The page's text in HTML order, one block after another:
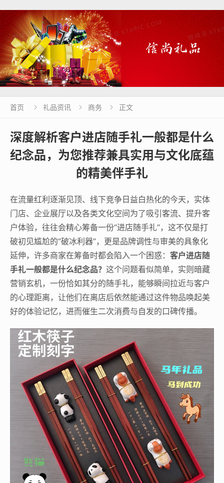
首页  礼品资讯  商务  正文
深度解析客户进店随手礼一般都是什么
纪念品，为您推荐兼具实用与文化底蕴
的精美伴手礼
在流量红利逐渐见顶、线下竞争日益白热化的今天，实体
门店、企业展厅以及各类文化空间为了吸引客流、提升客
户体验，往往会精心筹备一份“进店随手礼”，这不仅是打
破初见尴尬的“破冰利器”，更是品牌调性与审美的具象化
延伸，许多商家在筹备时都会陷入一个困惑： 客户进店随
手礼一般都是什么纪念品？ 这个问题看似简单，实则暗藏
营销玄机，一份恰如其分的随手礼，能够瞬间拉近与客户
的心理距离，让他们在离店后依然能通过这件物品唤起美
好的体验记忆，进而催生二次消费与自发的口碑传播。